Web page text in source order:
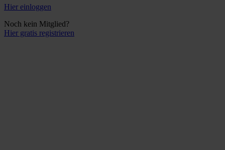
Hier einloggen
Noch kein Mitglied?
Hier gratis registrieren